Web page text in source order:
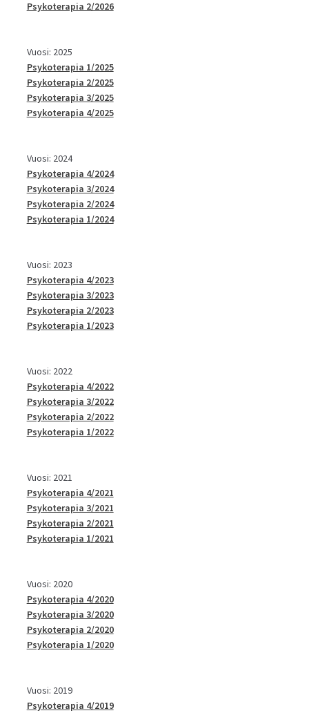
Psykoterapia 2/2026
Vuosi: 2025
Psykoterapia 1/2025
Psykoterapia 2/2025
Psykoterapia 3/2025
Psykoterapia 4/2025
Vuosi: 2024
Psykoterapia 4/2024
Psykoterapia 3/2024
Psykoterapia 2/2024
Psykoterapia 1/2024
Vuosi: 2023
Psykoterapia 4/2023
Psykoterapia 3/2023
Psykoterapia 2/2023
Psykoterapia 1/2023
Vuosi: 2022
Psykoterapia 4/2022
Psykoterapia 3/2022
Psykoterapia 2/2022
Psykoterapia 1/2022
Vuosi: 2021
Psykoterapia 4/2021
Psykoterapia 3/2021
Psykoterapia 2/2021
Psykoterapia 1/2021
Vuosi: 2020
Psykoterapia 4/2020
Psykoterapia 3/2020
Psykoterapia 2/2020
Psykoterapia 1/2020
Vuosi: 2019
Psykoterapia 4/2019